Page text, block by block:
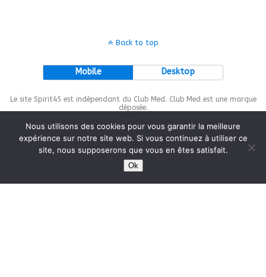
Back to top
Mobile Desktop
Le site Spirit45 est indépendant du Club Med. Club Med est une marque
déposée.
This site is protected bywp-copyrightpro.com
Nous utilisons des cookies pour vous garantir la meilleure
expérience sur notre site web. Si vous continuez à utiliser ce
site, nous supposerons que vous en êtes satisfait.
Ok